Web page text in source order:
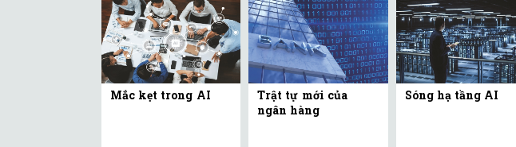
Mắc kẹt trong AI
Trật tự mới của
ngân hàng
Sóng hạ tầng AI